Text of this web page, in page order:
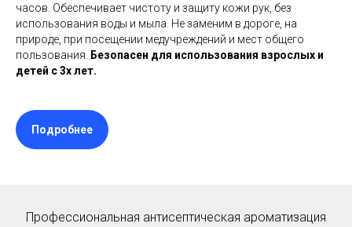
часов. Обеспечивает чистоту и защиту кожи рук, без
использования воды и мыла. Не заменим в дороге, на
природе, при посещении медучреждений и мест общего
пользования. Безопасен для использования взрослых и
детей с 3х лет.
Подробнее
Профессиональная антисептическая ароматизация